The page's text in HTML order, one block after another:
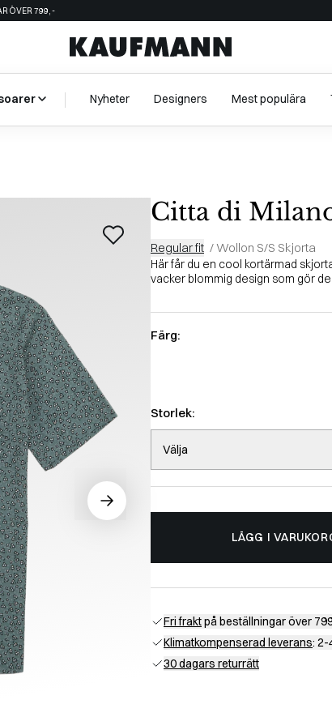
ÖVER 799,-
Nyheter Designers Mest populära
Citta di
Regular fit /Wollon S/S Skjorta
Här får du en cool kortärmad
vacker blommig design som gör
Färg:
Storlek:
Välja
LÄGG I
Fri fraktpå beställningar över
Klimatkompenserad leverans: 2-
30 dagars returrätt